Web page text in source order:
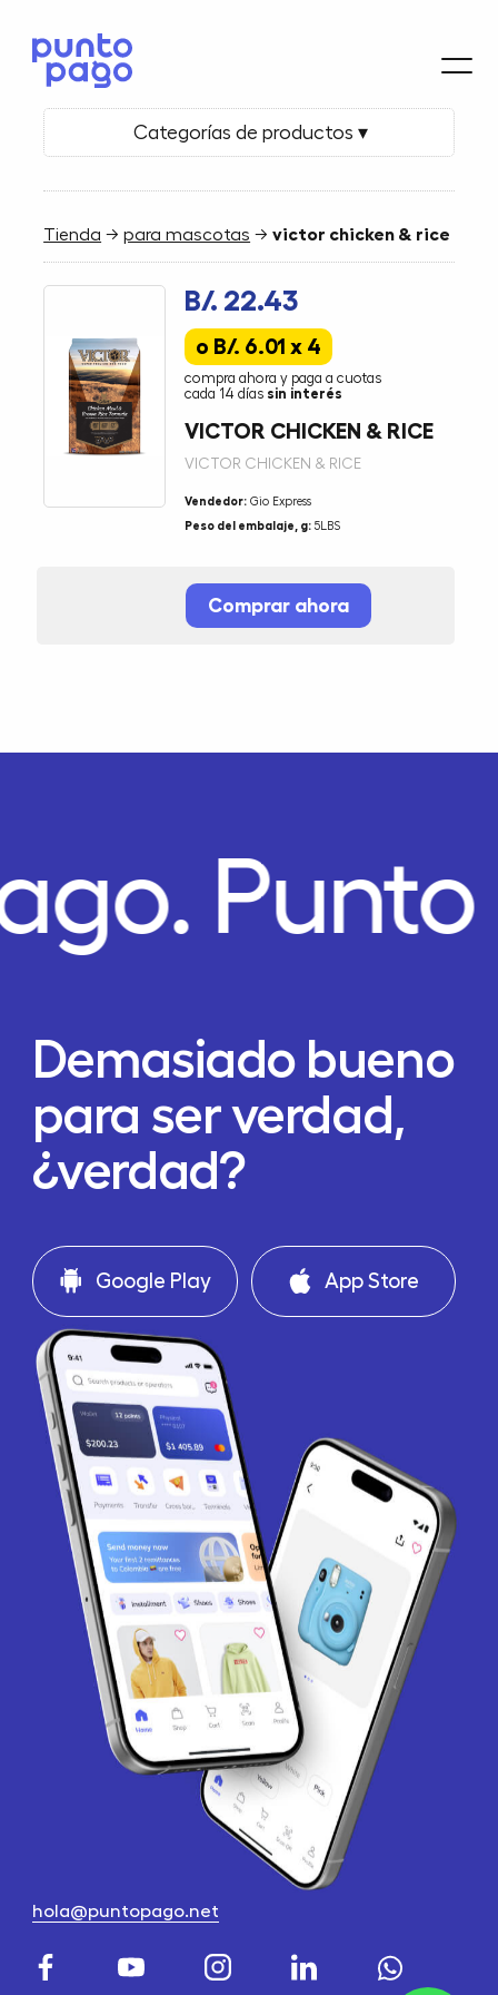
Categorías de productos ▾
Tienda →para mascotas →victor chicken & rice
B/. 22.43
o B/. 6.01 x 4
compra ahora y paga a cuotas
cada 14 días sin interés
VICTOR CHICKEN & RICE
VICTOR CHICKEN & RICE
Vendedor: Gio Express
Peso del embalaje, g: 5LBS
Comprar ahora
Demasiado bueno
para ser verdad,
¿verdad?
Google Play App Store
hola@puntopago.net